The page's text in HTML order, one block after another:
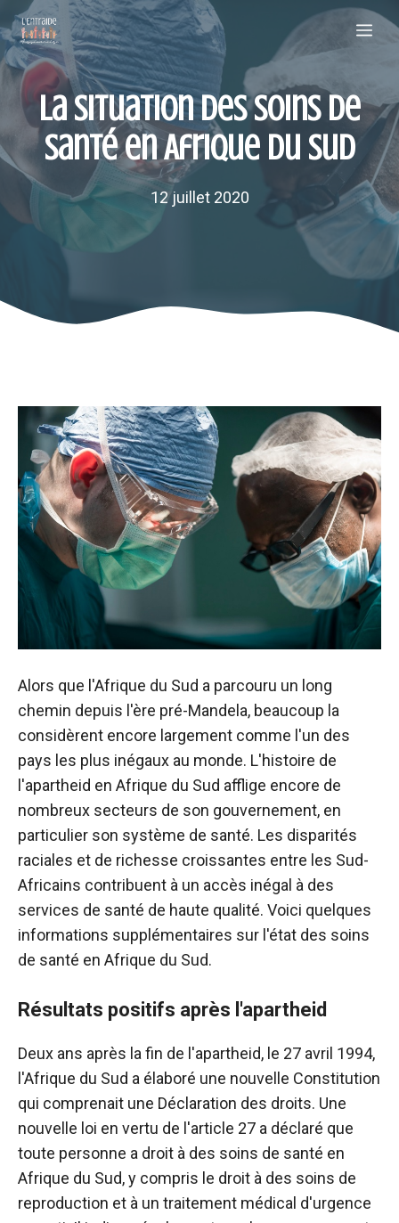
Aller
au
contenu
La situation des soins de
santé en Afrique du Sud
12 juillet 2020
Alors que l'Afrique du Sud a parcouru un long
chemin depuis l'ère pré-Mandela, beaucoup la
considèrent encore largement comme l'un des
pays les plus inégaux au monde. L'histoire de
l'apartheid en Afrique du Sud afflige encore de
nombreux secteurs de son gouvernement, en
particulier son système de santé. Les disparités
raciales et de richesse croissantes entre les Sud-
Africains contribuent à un accès inégal à des
services de santé de haute qualité. Voici quelques
informations supplémentaires sur l'état des soins
de santé en Afrique du Sud.
Résultats positifs après l'apartheid
Deux ans après la fin de l'apartheid, le 27 avril 1994,
l'Afrique du Sud a élaboré une nouvelle Constitution
qui comprenait une Déclaration des droits. Une
nouvelle loi en vertu de l'article 27 a déclaré que
toute personne a droit à des soins de santé en
Afrique du Sud, y compris le droit à des soins de
reproduction et à un traitement médical d'urgence